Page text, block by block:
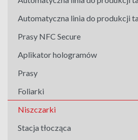
Automatyczna linia do produkcji
Prasy NFC Secure
Aplikator hologramów
Prasy
Foliarki
Niszczarki
Stacja tłocząca